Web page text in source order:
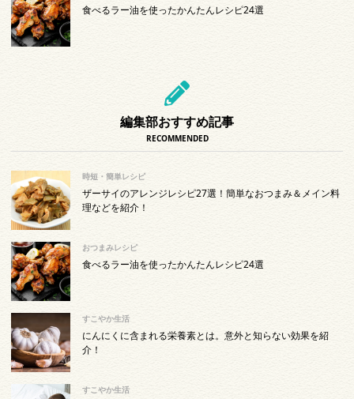
食べるラー油を使ったかんたんレシピ24選
編集部おすすめ記事
RECOMMENDED
時短・簡単レシピ
ザーサイのアレンジレシピ27選！簡単なおつまみ＆メイン料
理などを紹介！
おつまみレシピ
食べるラー油を使ったかんたんレシピ24選
すこやか生活
にんにくに含まれる栄養素とは。意外と知らない効果を紹
介！
すこやか生活